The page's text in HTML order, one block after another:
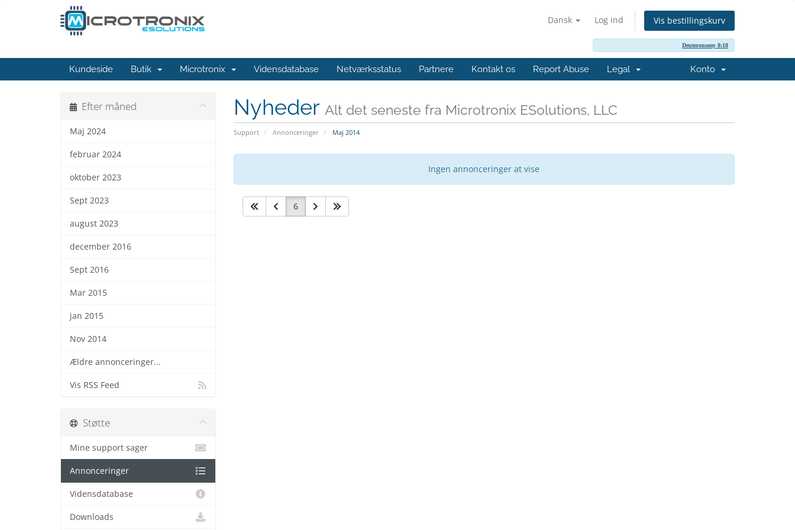
Dansk Log ind Vis bestillingskurv
Deuteronomy 8:18
Kundeside Butik Microtronix Vidensdatabase Netværksstatus Partnere Kontakt os Report Abuse Legal Konto
Nyheder Alt det seneste fra Microtronix ESolutions, LLC
Support Annonceringer Maj 2014
Efter måned
Maj 2024
februar 2024
oktober 2023
Sept 2023
august 2023
december 2016
Sept 2016
Mar 2015
jan 2015
Nov 2014
Ældre annonceringer...
Vis RSS Feed
Ingen annonceringer at vise
6
Støtte
Mine support sager
Annonceringer
Vidensdatabase
Downloads